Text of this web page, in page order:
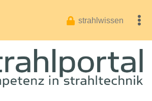
strahlwissen